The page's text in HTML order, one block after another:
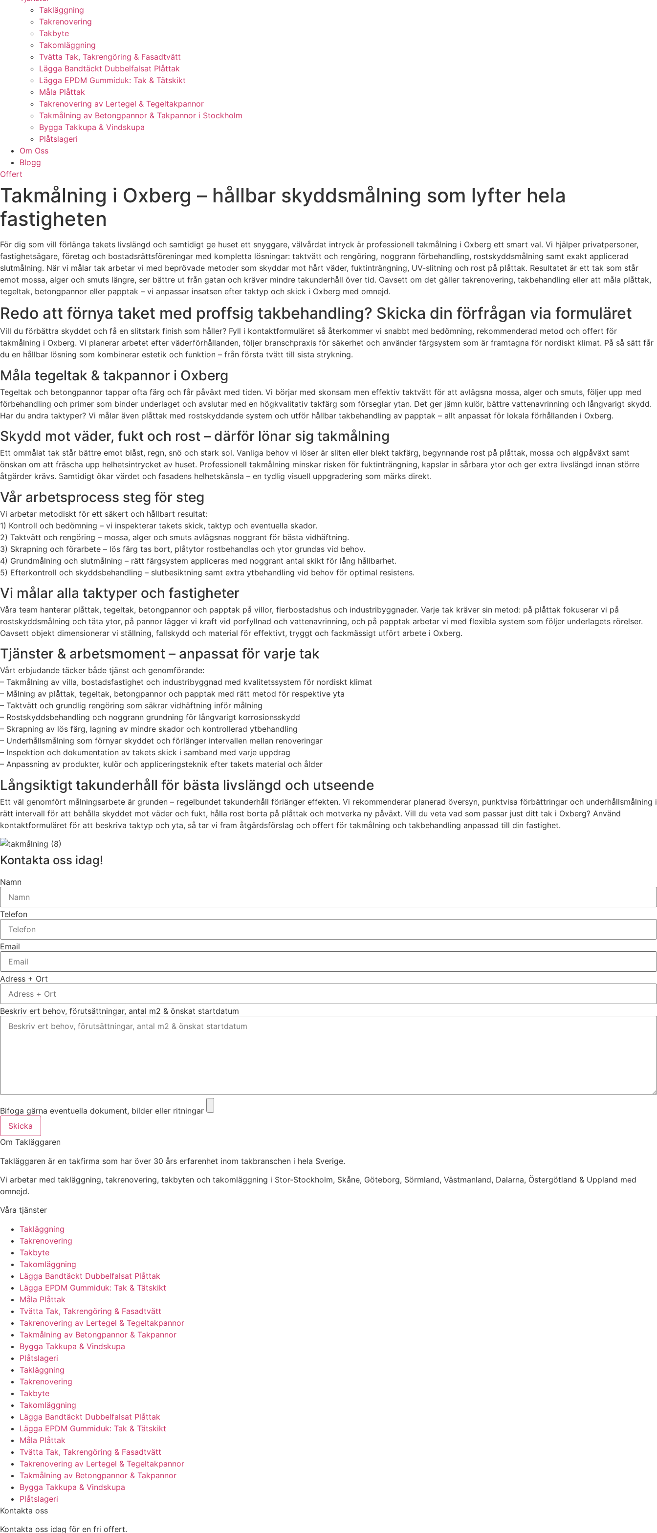
Takläggning
Takrenovering
Takbyte
Takomläggning
Tvätta Tak, Takrengöring & Fasadtvätt
Lägga Bandtäckt Dubbelfalsat Plåttak
Lägga EPDM Gummiduk: Tak & Tätskikt
Måla Plåttak
Takrenovering av Lertegel & Tegeltakpannor
Takmålning av Betongpannor & Takpannor i Stockholm
Bygga Takkupa & Vindskupa
Plåtslageri
Om Oss
Blogg
Offert
Takmålning i Oxberg – hållbar skyddsmålning som lyfter hela
fastigheten
För dig som vill förlänga takets livslängd och samtidigt ge huset ett snyggare, välvårdat intryck är professionell takmålning i Oxberg ett smart val. Vi hjälper privatpersoner,
fastighetsägare, företag och bostadsrättsföreningar med kompletta lösningar: taktvätt och rengöring, noggrann förbehandling, rostskyddsmålning samt exakt applicerad
slutmålning. När vi målar tak arbetar vi med beprövade metoder som skyddar mot hårt väder, fuktinträngning, UV-slitning och rost på plåttak. Resultatet är ett tak som står
emot mossa, alger och smuts längre, ser bättre ut från gatan och kräver mindre takunderhåll över tid. Oavsett om det gäller takrenovering, takbehandling eller att måla plåttak,
tegeltak, betongpannor eller papptak – vi anpassar insatsen efter taktyp och skick i Oxberg med omnejd.
Redo att förnya taket med proffsig takbehandling? Skicka din förfrågan via formuläret
Vill du förbättra skyddet och få en slitstark finish som håller? Fyll i kontaktformuläret så återkommer vi snabbt med bedömning, rekommenderad metod och offert för
takmålning i Oxberg. Vi planerar arbetet efter väderförhållanden, följer branschpraxis för säkerhet och använder färgsystem som är framtagna för nordiskt klimat. På så sätt får
du en hållbar lösning som kombinerar estetik och funktion – från första tvätt till sista strykning.
Måla tegeltak & takpannor i Oxberg
Tegeltak och betongpannor tappar ofta färg och får påväxt med tiden. Vi börjar med skonsam men effektiv taktvätt för att avlägsna mossa, alger och smuts, följer upp med
förbehandling och primer som binder underlaget och avslutar med en högkvalitativ takfärg som förseglar ytan. Det ger jämn kulör, bättre vattenavrinning och långvarigt skydd.
Har du andra taktyper? Vi målar även plåttak med rostskyddande system och utför hållbar takbehandling av papptak – allt anpassat för lokala förhållanden i Oxberg.
Skydd mot väder, fukt och rost – därför lönar sig takmålning
Ett ommålat tak står bättre emot blåst, regn, snö och stark sol. Vanliga behov vi löser är sliten eller blekt takfärg, begynnande rost på plåttak, mossa och algpåväxt samt
önskan om att fräscha upp helhetsintrycket av huset. Professionell takmålning minskar risken för fuktinträngning, kapslar in sårbara ytor och ger extra livslängd innan större
åtgärder krävs. Samtidigt ökar värdet och fasadens helhetskänsla – en tydlig visuell uppgradering som märks direkt.
Vår arbetsprocess steg för steg
Vi arbetar metodiskt för ett säkert och hållbart resultat:
1) Kontroll och bedömning – vi inspekterar takets skick, taktyp och eventuella skador.
2) Taktvätt och rengöring – mossa, alger och smuts avlägsnas noggrant för bästa vidhäftning.
3) Skrapning och förarbete – lös färg tas bort, plåtytor rostbehandlas och ytor grundas vid behov.
4) Grundmålning och slutmålning – rätt färgsystem appliceras med noggrant antal skikt för lång hållbarhet.
5) Efterkontroll och skyddsbehandling – slutbesiktning samt extra ytbehandling vid behov för optimal resistens.
Vi målar alla taktyper och fastigheter
Våra team hanterar plåttak, tegeltak, betongpannor och papptak på villor, flerbostadshus och industribyggnader. Varje tak kräver sin metod: på plåttak fokuserar vi på
rostskyddsmålning och täta ytor, på pannor lägger vi kraft vid porfyllnad och vattenavrinning, och på papptak arbetar vi med flexibla system som följer underlagets rörelser.
Oavsett objekt dimensionerar vi ställning, fallskydd och material för effektivt, tryggt och fackmässigt utfört arbete i Oxberg.
Tjänster & arbetsmoment – anpassat för varje tak
Vårt erbjudande täcker både tjänst och genomförande:
– Takmålning av villa, bostadsfastighet och industribyggnad med kvalitetssystem för nordiskt klimat
– Målning av plåttak, tegeltak, betongpannor och papptak med rätt metod för respektive yta
– Taktvätt och grundlig rengöring som säkrar vidhäftning inför målning
– Rostskyddsbehandling och noggrann grundning för långvarigt korrosionsskydd
– Skrapning av lös färg, lagning av mindre skador och kontrollerad ytbehandling
– Underhållsmålning som förnyar skyddet och förlänger intervallen mellan renoveringar
– Inspektion och dokumentation av takets skick i samband med varje uppdrag
– Anpassning av produkter, kulör och appliceringsteknik efter takets material och ålder
Långsiktigt takunderhåll för bästa livslängd och utseende
Ett väl genomfört målningsarbete är grunden – regelbundet takunderhåll förlänger effekten. Vi rekommenderar planerad översyn, punktvisa förbättringar och underhållsmålning i
rätt intervall för att behålla skyddet mot väder och fukt, hålla rost borta på plåttak och motverka ny påväxt. Vill du veta vad som passar just ditt tak i Oxberg? Använd
kontaktformuläret för att beskriva taktyp och yta, så tar vi fram åtgärdsförslag och offert för takmålning och takbehandling anpassad till din fastighet.
Kontakta oss idag!
Namn
Telefon
Email
Adress + Ort
Beskriv ert behov, förutsättningar, antal m2 & önskat startdatum
Bifoga gärna eventuella dokument, bilder eller ritningar
Skicka
Om Takläggaren
Takläggaren är en takfirma som har över 30 års erfarenhet inom takbranschen i hela Sverige.
Vi arbetar med takläggning, takrenovering, takbyten och takomläggning i Stor-Stockholm, Skåne, Göteborg, Sörmland, Västmanland, Dalarna, Östergötland & Uppland med
omnejd.
Våra tjänster
Takläggning
Takrenovering
Takbyte
Takomläggning
Lägga Bandtäckt Dubbelfalsat Plåttak
Lägga EPDM Gummiduk: Tak & Tätskikt
Måla Plåttak
Tvätta Tak, Takrengöring & Fasadtvätt
Takrenovering av Lertegel & Tegeltakpannor
Takmålning av Betongpannor & Takpannor
Bygga Takkupa & Vindskupa
Plåtslageri
Takläggning
Takrenovering
Takbyte
Takomläggning
Lägga Bandtäckt Dubbelfalsat Plåttak
Lägga EPDM Gummiduk: Tak & Tätskikt
Måla Plåttak
Tvätta Tak, Takrengöring & Fasadtvätt
Takrenovering av Lertegel & Tegeltakpannor
Takmålning av Betongpannor & Takpannor
Bygga Takkupa & Vindskupa
Plåtslageri
Kontakta oss
Kontakta oss idag för en fri offert.